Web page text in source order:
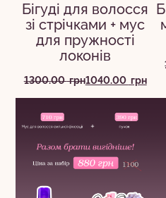
Бігуді для волосся
зі стрічками + мус
для пружності
локонів
1300.00грнОригінальна
грн.
1040.00 грн
Поточна
грн.